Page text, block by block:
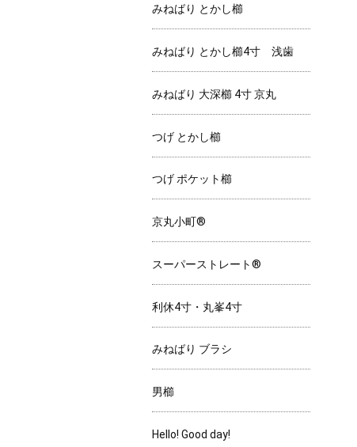
みねばり とかし櫛
みねばり とかし櫛4寸 浅歯
みねばり 大深櫛 4寸 京丸
つげ とかし櫛
つげ ポケット櫛
京丸小町®
スーパーストレート®
利休4寸・丸峯4寸
みねばり ブラシ
男櫛
Hello! Good day!